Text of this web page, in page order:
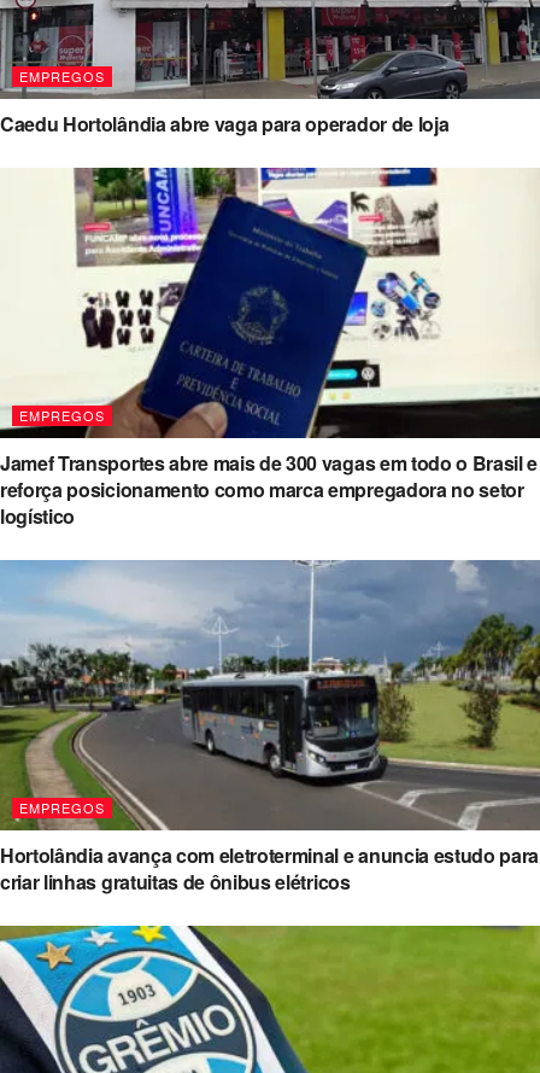
EMPREGOS
Caedu Hortolândia abre vaga para operador de loja
EMPREGOS
Jamef Transportes abre mais de 300 vagas em todo o Brasil e
reforça posicionamento como marca empregadora no setor
logístico
EMPREGOS
Hortolândia avança com eletroterminal e anuncia estudo para
criar linhas gratuitas de ônibus elétricos